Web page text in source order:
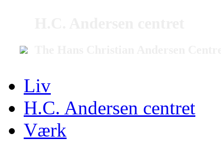
Liv
H.C. Andersen centret
Værk